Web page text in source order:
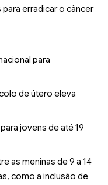
erradicar o câncer
para
de útero eleva
jovens de até 19
as meninas de 9 a 14
como a inclusão de